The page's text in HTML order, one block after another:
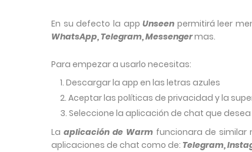
En su defecto la appUnseen permitirá leer
WhatsApp, Telegram, Messengermas.
Para empezar a usarlo necesitas:
Descargar la app en las letras azules
Aceptar las políticas de privacidad y la
Seleccione la aplicación de chat que
La aplicación de Warm funcionara de similar
aplicaciones de chat como de: Telegram,